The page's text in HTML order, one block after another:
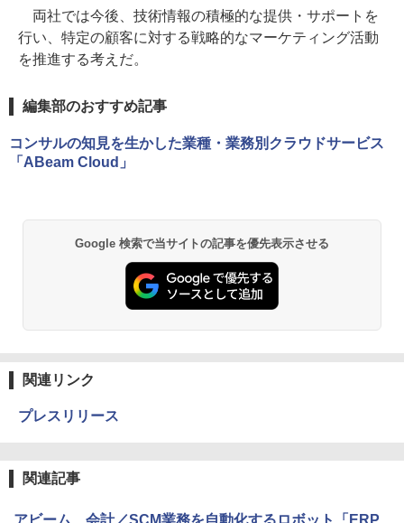
両社では今後、技術情報の積極的な提供・サポートを
行い、特定の顧客に対する戦略的なマーケティング活動
を推進する考えだ。
編集部のおすすめ記事
コンサルの知見を生かした業種・業務別クラウドサービス
「ABeam Cloud」
Google 検索で当サイトの記事を優先表示させる
関連リンク
プレスリリース
関連記事